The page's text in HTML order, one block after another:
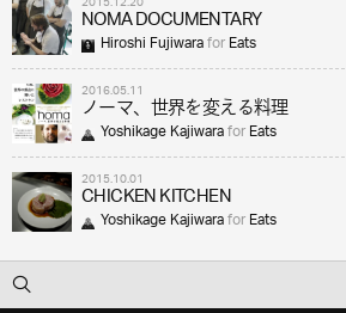
NOMA DOCUMENTARY
Hiroshi FujiwaraforEats
2016.05.11
ノーマ、世界を変える料理
Yoshikage KajiwaraforEats
2015.10.01
CHICKEN KITCHEN
Yoshikage KajiwaraforEats